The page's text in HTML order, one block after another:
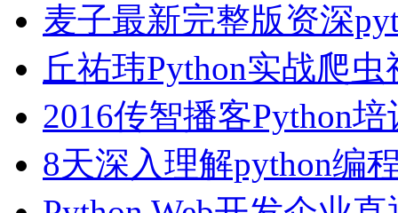
麦子最新完整版资深
丘祐玮Python实战爬虫
2016传智播客Python
8天深入理解python编